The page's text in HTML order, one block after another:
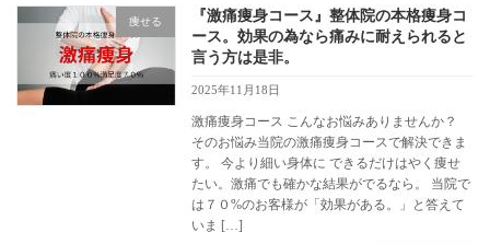
痩せる
『激痛痩身コース』整体院の本格痩身コ
ース。効果の為なら痛みに耐えられると
言う方は是非。
2025年11月18日
激痛痩身コース こんなお悩みありませんか？
そのお悩み当院の激痛痩身コースで解決できま
す。 今より細い身体に できるだけはやく痩せ
たい。激痛でも確かな結果がでるなら。 当院で
は７０%のお客様が「効果がある。」と答えて
いま […]